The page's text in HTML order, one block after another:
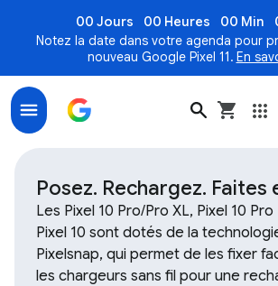
00 Jours 00 Heures 00 Min
Notez la date dans votre agenda pour
nouveau Google Pixel 11. En
Posez. Rechargez. Faites
Les Pixel 10 Pro/Pro XL, Pixel 10
Pixel 10 sont dotés de la
Pixelsnap, qui permet de les fixer
les chargeurs sans fil pour une